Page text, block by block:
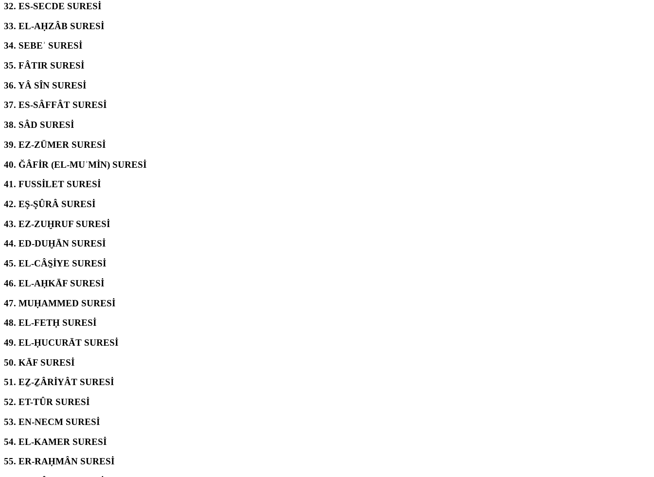
32. ES-SECDE SURESİ
33. EL-AḤZÂB SURESİ
34. SEBEʾ SURESİ
35. FÂTIR SURESİ
36. YÂ SÎN SURESİ
37. ES-SÂFFÂT SURESİ
38. SÂD SURESİ
39. EZ-ZÜMER SURESİ
40. ĞÂFİR (EL-MUʾMİN) SURESİ
41. FUSSİLET SURESİ
42. EŞ-ŞÛRÂ SURESİ
43. EZ-ZUḪRUF SURESİ
44. ED-DUḪĀN SURESİ
45. EL-CÂS̱İYE SURESİ
46. EL-AḤKĀF SURESİ
47. MUḤAMMED SURESİ
48. EL-FETḤ SURESİ
49. EL-ḤUCURĀT SURESİ
50. KĀF SURESİ
51. EẔ-ẔÂRİYÂT SURESİ
52. ET-TÛR SURESİ
53. EN-NECM SURESİ
54. EL-KAMER SURESİ
55. ER-RAḤMÂN SURESİ